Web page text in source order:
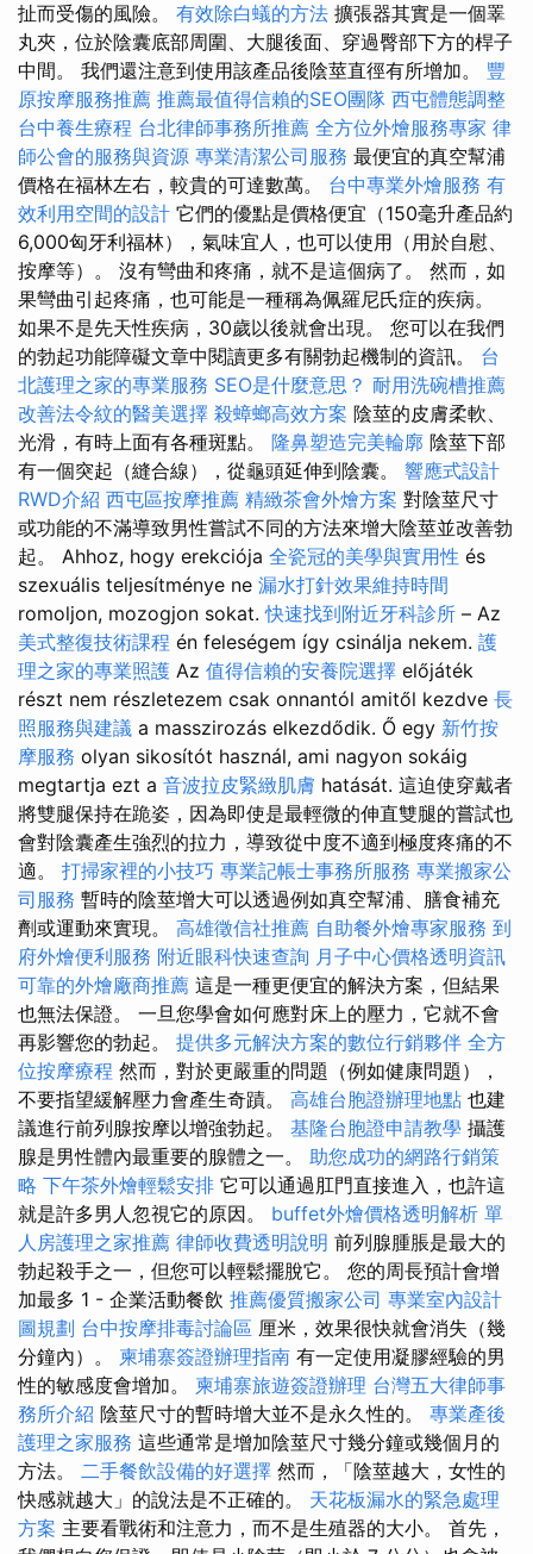
扯而受傷的風險。 有效除白蟻的方法 擴張器其實是一個睪
丸夾，位於陰囊底部周圍、大腿後面、穿過臀部下方的桿子
中間。 我們還注意到使用該產品後陰莖直徑有所增加。 豐
原按摩服務推薦 推薦最值得信賴的SEO團隊 西屯體態調整
台中養生療程 台北律師事務所推薦 全方位外燴服務專家 律
師公會的服務與資源 專業清潔公司服務 最便宜的真空幫浦
價格在福林左右，較貴的可達數萬。 台中專業外燴服務 有
效利用空間的設計 它們的優點是價格便宜（150毫升產品約
6,000匈牙利福林），氣味宜人，也可以使用（用於自慰、
按摩等）。 沒有彎曲和疼痛，就不是這個病了。 然而，如
果彎曲引起疼痛，也可能是一種稱為佩羅尼氏症的疾病。
如果不是先天性疾病，30歲以後就會出現。 您可以在我們
的勃起功能障礙文章中閱讀更多有關勃起機制的資訊。 台
北護理之家的專業服務 SEO是什麼意思？ 耐用洗碗槽推薦
改善法令紋的醫美選擇 殺蟑螂高效方案 陰莖的皮膚柔軟、
光滑，有時上面有各種斑點。 隆鼻塑造完美輪廓 陰莖下部
有一個突起（縫合線），從龜頭延伸到陰囊。 響應式設計
RWD介紹 西屯區按摩推薦 精緻茶會外燴方案 對陰莖尺寸
或功能的不滿導致男性嘗試不同的方法來增大陰莖並改善勃
起。 Ahhoz, hogy erekciója 全瓷冠的美學與實用性 és
szexuális teljesítménye ne 漏水打針效果維持時間
romoljon, mozogjon sokat.快速找到附近牙科診所 – Az
美式整復技術課程 én feleségem így csinálja nekem. 護
理之家的專業照護 Az 值得信賴的安養院選擇 előjáték
részt nem részletezem csak onnantól amitől kezdve 長
照服務與建議 a masszirozás elkezdődik. Ő egy 新竹按
摩服務 olyan sikosítót használ, ami nagyon sokáig
megtartja ezt a 音波拉皮緊緻肌膚 hatását. 這迫使穿戴者
將雙腿保持在跪姿，因為即使是最輕微的伸直雙腿的嘗試也
會對陰囊產生強烈的拉力，導致從中度不適到極度疼痛的不
適。 打掃家裡的小技巧 專業記帳士事務所服務 專業搬家公
司服務 暫時的陰莖增大可以透過例如真空幫浦、膳食補充
劑或運動來實現。 高雄徵信社推薦 自助餐外燴專家服務 到
府外燴便利服務 附近眼科快速查詢 月子中心價格透明資訊
可靠的外燴廠商推薦 這是一種更便宜的解決方案，但結果
也無法保證。 一旦您學會如何應對床上的壓力，它就不會
再影響您的勃起。 提供多元解決方案的數位行銷夥伴 全方
位按摩療程 然而，對於更嚴重的問題（例如健康問題），
不要指望緩解壓力會產生奇蹟。 高雄台胞證辦理地點 也建
議進行前列腺按摩以增強勃起。 基隆台胞證申請教學 攝護
腺是男性體內最重要的腺體之一。 助您成功的網路行銷策
略 下午茶外燴輕鬆安排 它可以通過肛門直接進入，也許這
就是許多男人忽視它的原因。 buffet外燴價格透明解析 單
人房護理之家推薦 律師收費透明說明 前列腺腫脹是最大的
勃起殺手之一，但您可以輕鬆擺脫它。 您的周長預計會增
加最多 1 - 企業活動餐飲 推薦優質搬家公司 專業室內設計
圖規劃 台中按摩排毒討論區 厘米，效果很快就會消失（幾
分鐘內）。 柬埔寨簽證辦理指南 有一定使用凝膠經驗的男
性的敏感度會增加。 柬埔寨旅遊簽證辦理 台灣五大律師事
務所介紹 陰莖尺寸的暫時增大並不是永久性的。 專業產後
護理之家服務 這些通常是增加陰莖尺寸幾分鐘或幾個月的
方法。 二手餐飲設備的好選擇 然而，「陰莖越大，女性的
快感就越大」的說法是不正確的。 天花板漏水的緊急處理
方案 主要看戰術和注意力，而不是生殖器的大小。 首先，